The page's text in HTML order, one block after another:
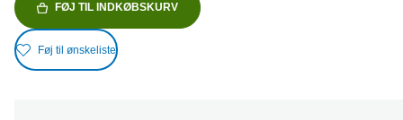
FØJ TIL INDKØBSKURV
Føj til ønskeliste